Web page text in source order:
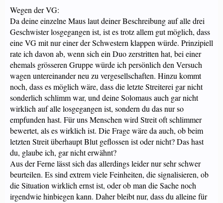
Wegen der VG:
Da deine einzelne Maus laut deiner Beschreibung auf alle drei
Geschwister losgegangen ist, ist es trotz allem gut möglich, dass
eine VG mit nur einer der Schwestern klappen würde. Prinzipiell
rate ich davon ab, wenn sich ein Duo zerstritten hat, bei einer
ehemals grösseren Gruppe würde ich persönlich den Versuch
wagen untereinander neu zu vergesellschaften. Hinzu kommt
noch, dass es möglich wäre, dass die letzte Streiterei gar nicht
sonderlich schlimm war, und deine Solomaus auch gar nicht
wirklich auf alle losgegangen ist, sondern du das nur so
empfunden hast. Für uns Menschen wird Streit oft schlimmer
bewertet, als es wirklich ist. Die Frage wäre da auch, ob beim
letzten Streit überhaupt Blut geflossen ist oder nicht? Das hast
du, glaube ich, gar nicht erwähnt?
Aus der Ferne lässt sich das allerdings leider nur sehr schwer
beurteilen. Es sind extrem viele Feinheiten, die signalisieren, ob
die Situation wirklich ernst ist, oder ob man die Sache noch
irgendwie hinbiegen kann. Daher bleibt nur, dass du alleine für